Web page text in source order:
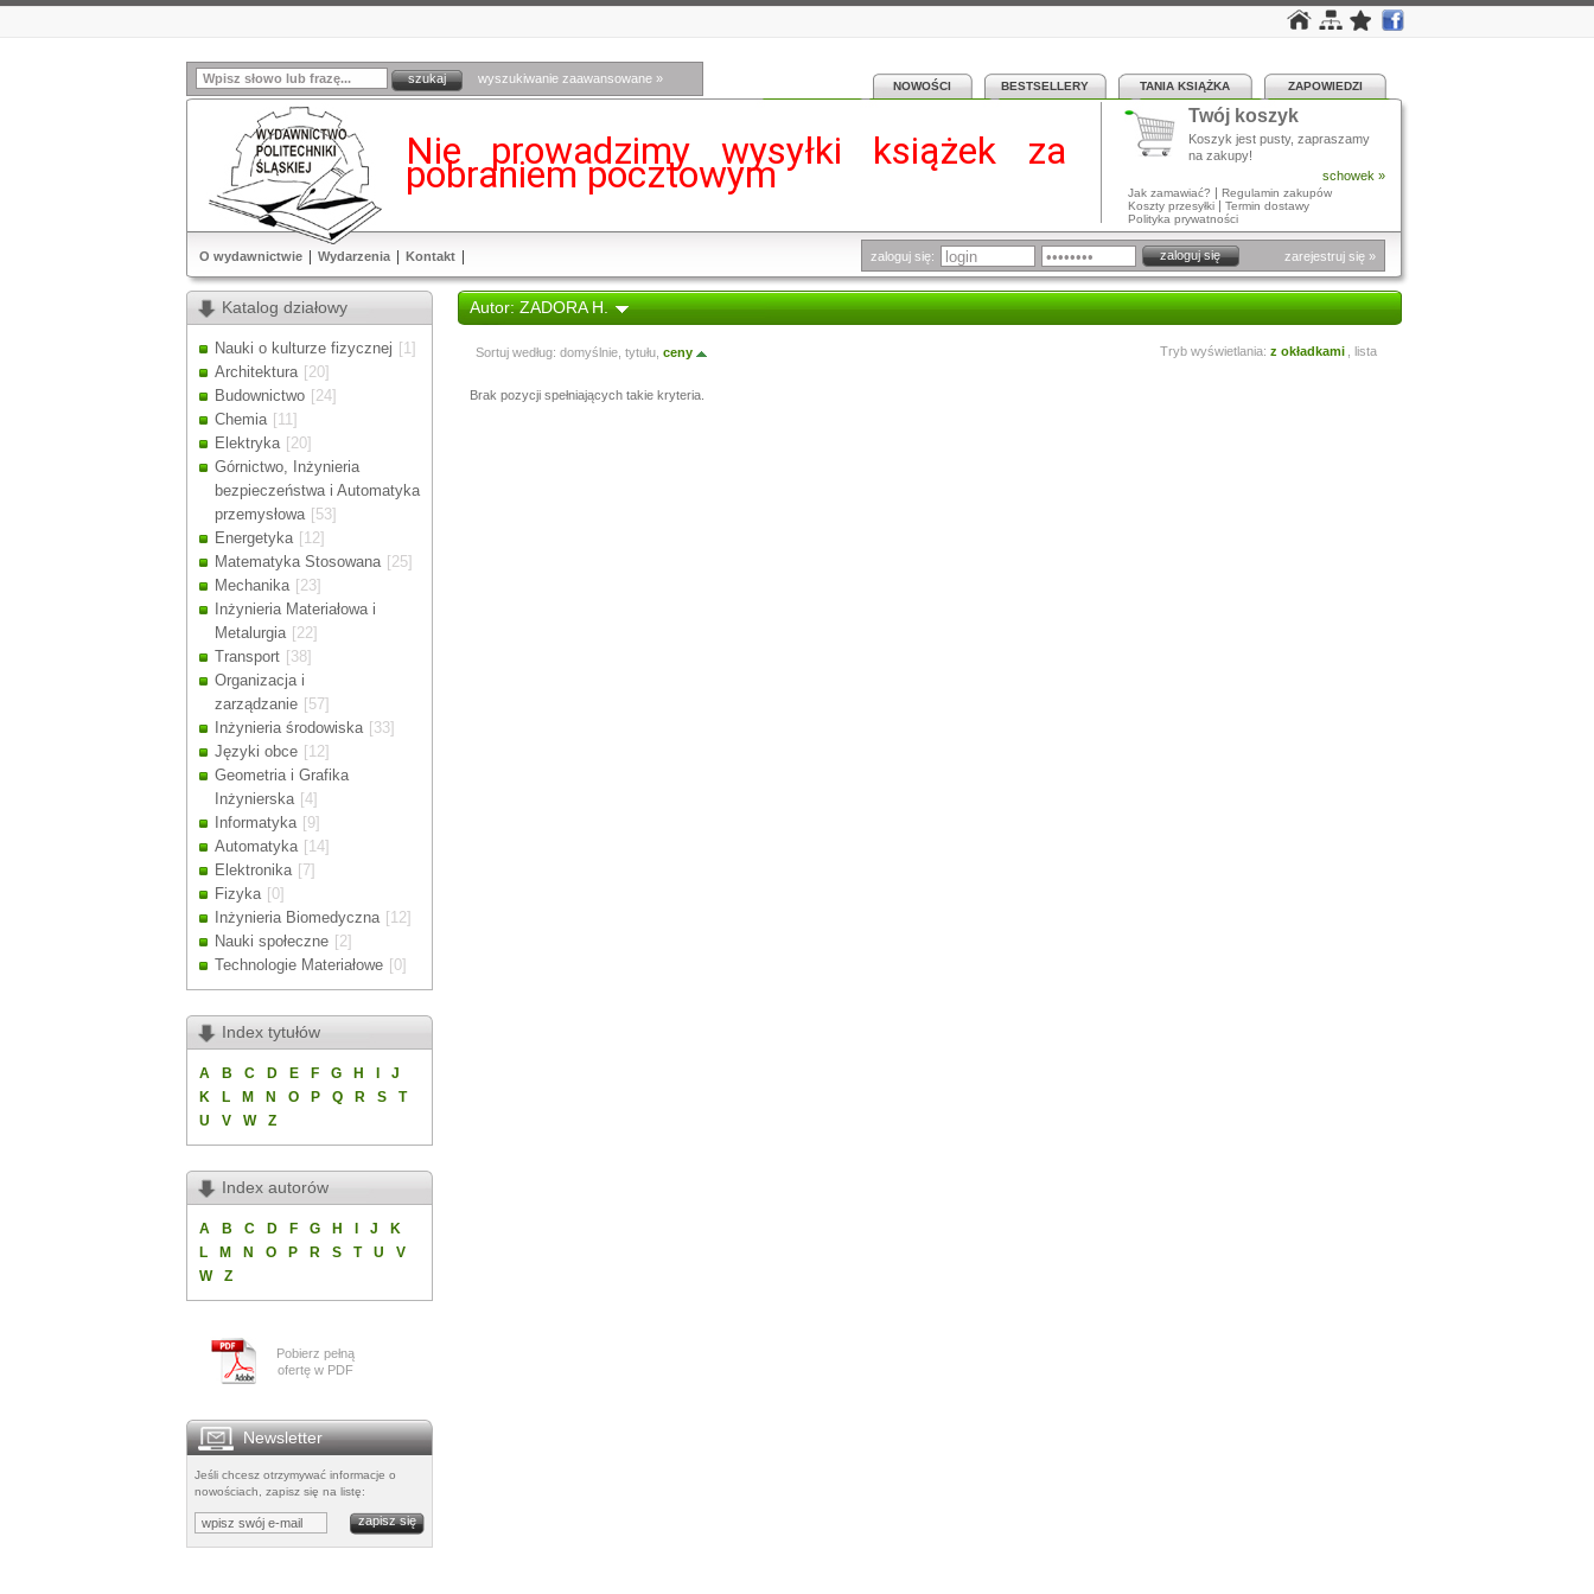
wyszukiwanie zaawansowane »
NOWOŚCI BESTSELLERY TANIA KSIĄŻKA ZAPOWIEDZI
Nie prowadzimy wysyłki książek za
pobraniem pocztowym
Drodzy Klienci!
Twój koszyk
Koszyk jest pusty, zapraszamy
na zakupy!
schowek »
Jak zamawiać? | Regulamin zakupów
Koszty przesyłki | Termin dostawy
Polityka prywatności
O wydawnictwie Wydarzenia Kontakt zaloguj się: zarejestruj się »
Katalog działowy
Nauki o kulturze fizycznej [1]
Architektura [20]
Budownictwo [24]
Chemia [11]
Elektryka [20]
Górnictwo, Inżynieria
bezpieczeństwa i Automatyka
przemysłowa [53]
Energetyka [12]
Matematyka Stosowana [25]
Mechanika [23]
Inżynieria Materiałowa i
Metalurgia [22]
Transport [38]
Organizacja i
zarządzanie [57]
Inżynieria środowiska [33]
Języki obce [12]
Geometria i Grafika
Inżynierska [4]
Informatyka [9]
Automatyka [14]
Elektronika [7]
Fizyka [0]
Inżynieria Biomedyczna [12]
Nauki społeczne [2]
Technologie Materiałowe [0]
Index tytułów
A B C D E F G H
J
K
L M N O P Q R S
T
U
V W Z
Index autorów
A B C D F G H J
K
L
M N O P R S T U
V
W
Z
Pobierz pełną
ofertę w PDF
Newsletter
Jeśli chcesz otrzymywać informacje o
nowościach, zapisz się na listę:
Autor: ZADORA H.
Sortuj według: domyślnie, tytułu, ceny Tryb wyświetlania: z okładkami lista
Brak pozycji spełniających takie kryteria.